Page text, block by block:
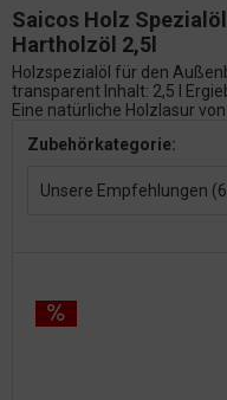
Saicos Holz
Hartholzöl 2,5l
Holzspezialöl für den
transparent Inhalt: 2,5 l
Eine natürliche Holzlasur von
Zubehörkategorie: